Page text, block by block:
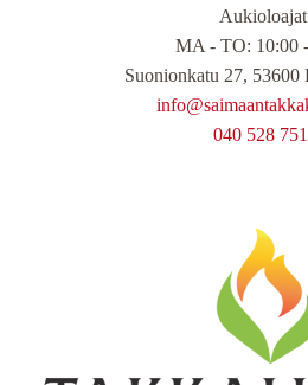
Aukioloajat
MA - TO: 10:00
Suonionkatu 27, 53600
040 528